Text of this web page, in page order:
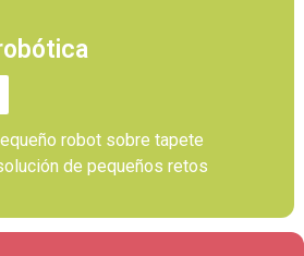
robot sobre tapete
de pequeños retos